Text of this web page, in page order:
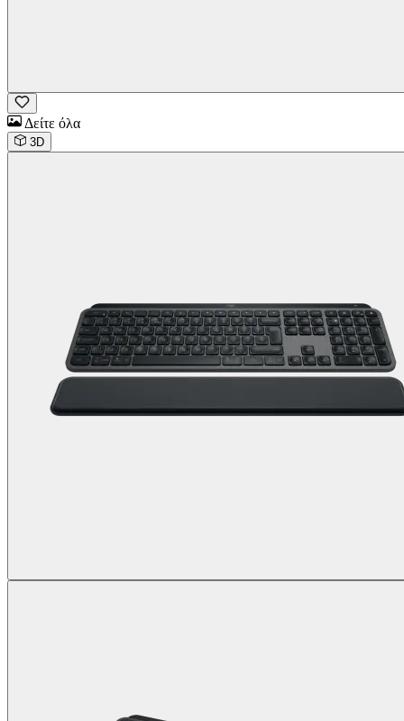
Δείτε όλα
3D